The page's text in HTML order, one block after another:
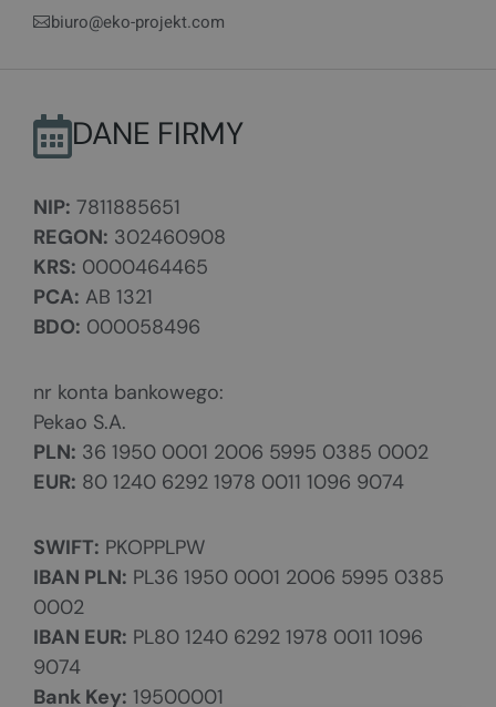
biuro@eko-projekt.com
DANE FIRMY
NIP: 7811885651
REGON: 302460908
KRS: 0000464465
PCA: AB 1321
BDO: 000058496
nr konta bankowego:
Pekao S.A.
PLN: 36 1950 0001 2006 5995 0385 0002
EUR: 80 1240 6292 1978 0011 1096 9074
SWIFT: PKOPPLPW
IBAN PLN: PL36 1950 0001 2006 5995 0385
0002
IBAN EUR: PL80 1240 6292 1978 0011 1096
9074
Bank Key: 19500001